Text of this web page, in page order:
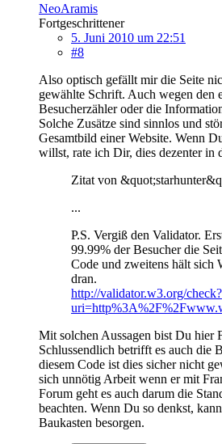
NeoAramis
Fortgeschrittener
5. Juni 2010 um 22:51
#8
Also optisch gefällt mir die Seite
gewählte Schrift. Auch wegen den
Besucherzähler oder die
Solche Zusätze sind sinnlos und
Gesamtbild einer Website. Wenn
willst, rate ich Dir, dies dezenter in
Zitat von
...
P.S. Vergiß den Validator.
99.99% der Besucher die
Code und zweitens hält sich
dran.
http://validator.w3.org/check?
Mit solchen Aussagen bist Du hier
Schlussendlich betrifft es auch die
diesem Code ist dies sicher nicht
sich unnötig Arbeit wenn er mit
Forum geht es auch darum die
beachten. Wenn Du so denkst,
Baukasten besorgen.